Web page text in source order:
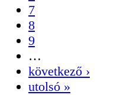
7
8
9
…
következő ›
utolsó »